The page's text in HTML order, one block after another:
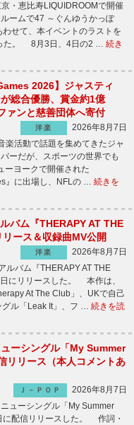
・恵比寿LIQUIDROOMで開催
ームで47 ～ぐんゆうかっぽ
せて、本イベントのラストを
た。 8月3日、4日の2 … 続き
2026】ジャスティ
総合優勝、賞金約1億
ァンと慈善団体へ寄付
洋楽
2026年8月7日
活動で話題を集めてきたジャ
ーだが、スポーツの世界でも
ヨークで開催された
』に出場し、NFLの … 続きを
バム『THERAPY AT THE
ース＆収録曲MV公開
洋楽
2026年8月7日
ルバム『THERAPY AT THE
にリリースした。 本作は、
At The Club」、UKで自己
グル「Leak It」、フ … 続きを読
ーシングル「My Summer
リリース（本人コメントあ
Ｊ－ＰＯＰ
2026年8月7日
ューシングル「My Summer
に配信リリースした。 作詞・